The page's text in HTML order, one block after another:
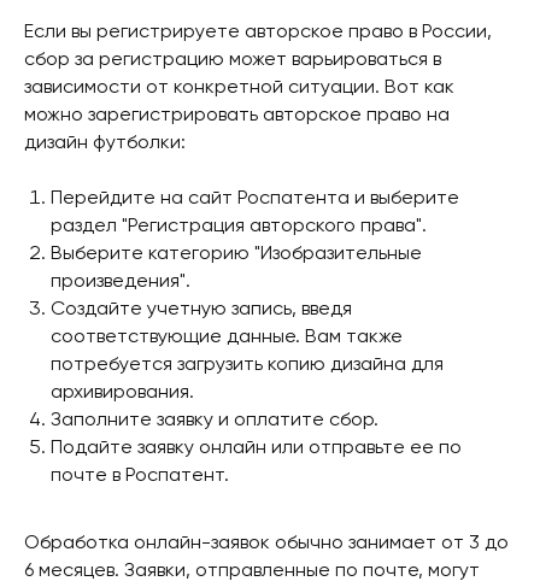
Если вы регистрируете авторское право в России,
сбор за регистрацию может варьироваться в
зависимости от конкретной ситуации. Вот как
можно зарегистрировать авторское право на
дизайн футболки:
Перейдите на сайт Роспатента и выберите
раздел "Регистрация авторского права".
Выберите категорию "Изобразительные
произведения".
Создайте учетную запись, введя
соответствующие данные. Вам также
потребуется загрузить копию дизайна для
архивирования.
Заполните заявку и оплатите сбор.
Подайте заявку онлайн или отправьте ее по
почте в Роспатент.
Обработка онлайн-заявок обычно занимает от 3 до
6 месяцев. Заявки, отправленные по почте, могут